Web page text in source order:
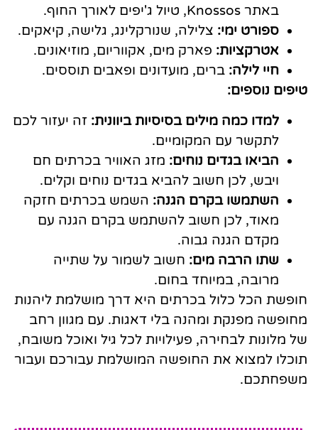
באתר Knossos, טיול ג'יפים לאורך החוף.
ספורט ימי: צלילה, שנורקלינג, גלישה, קיאקים.
אטרקציות: פארק מים, אקווריום, מוזיאונים.
חיי לילה: ברים, מועדונים ופאבים תוססים.
טיפים נוספים:
למדו כמה מילים בסיסיות ביוונית: זה יעזור לכם
לתקשר עם המקומיים.
הביאו בגדים נוחים: מזג האוויר בכרתים חם
ויבש, לכן חשוב להביא בגדים נוחים וקלים.
השתמשו בקרם הגנה: השמש בכרתים חזקה
מאוד, לכן חשוב להשתמש בקרם הגנה עם
מקדם הגנה גבוה.
שתו הרבה מים: חשוב לשמור על שתייה
מרובה, במיוחד בחום.
חופשת הכל כלול בכרתים היא דרך מושלמת ליהנות
מחופשה מפנקת ומהנה בלי דאגות. עם מגוון רחב
של מלונות לבחירה, פעילויות לכל גיל ואוכל משובח,
תוכלו למצוא את החופשה המושלמת עבורכם ועבור
משפחתכם.